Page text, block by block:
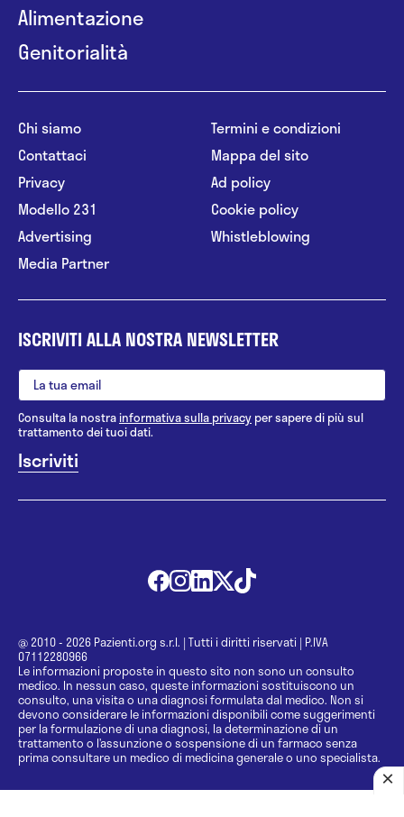
Alimentazione
Genitorialità
Chi siamo
Contattaci
Privacy
Modello 231
Advertising
Media Partner
Termini e condizioni
Mappa del sito
Ad policy
Cookie policy
Whistleblowing
ISCRIVITI ALLA NOSTRA NEWSLETTER
Consulta la nostrainformativa sulla privacy per sapere di più sul
trattamento dei tuoi dati.
@ 2010 - 2026 Pazienti.org s.r.l. | Tutti i diritti riservati | P.IVA
07112280966
Le informazioni proposte in questo sito non sono un consulto
medico. In nessun caso, queste informazioni sostituiscono un
consulto, una visita o una diagnosi formulata dal medico. Non si
devono considerare le informazioni disponibili come suggerimenti
per la formulazione di una diagnosi, la determinazione di un
trattamento o l’assunzione o sospensione di un farmaco senza
prima consultare un medico di medicina generale o uno specialista.